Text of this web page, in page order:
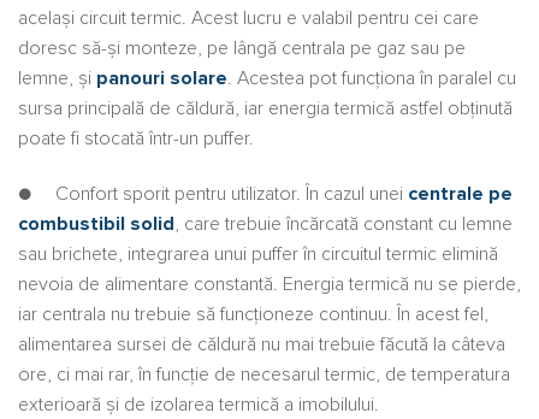
acelaşi circuit termic. Acest lucru e valabil pentru cei care
doresc să-şi monteze, pe lângă centrala pe gaz sau pe
lemne, şi panouri solare. Acestea pot funcţiona în paralel cu
sursa principală de căldură, iar energia termică astfel obţinută
poate fi stocată într-un puffer.
● Confort sporit pentru utilizator. În cazul unei centrale pe
combustibil solid
, care trebuie încărcată constant cu lemne
sau brichete, integrarea unui puffer în circuitul termic elimină
nevoia de alimentare constantă. Energia termică nu se pierde,
iar centrala nu trebuie să funcţioneze continuu. În acest fel,
alimentarea sursei de căldură nu mai trebuie făcută la câteva
ore, ci mai rar, în funcţie de necesarul termic, de temperatura
exterioară şi de izolarea termică a imobilului.